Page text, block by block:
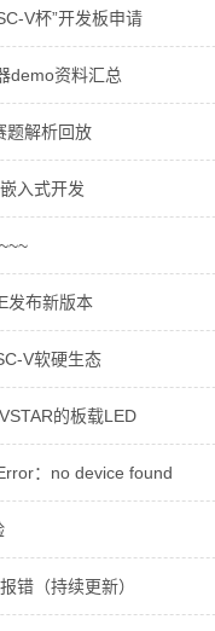
V杯”开发板申请
demo资料汇总
题解析回放
入式开发
发布新版本
V软硬生态
的板载LED
：no device found
错（持续更新）